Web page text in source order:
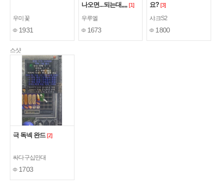
우미꽃
1931
나오면...되는대,,,, [1]
우루엘
1673
요? [3]
샤크S2
1800
스샷
극 독넥 완드 [2]
싸다구십만대
1703